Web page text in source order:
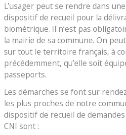
L’usager peut se rendre dans
dispositif de recueil pour la
biométrique. Il n’est pas
la mairie de sa commune. On
sur tout le territoire français, à
précédemment, qu’elle soit
passeports.
Les démarches se font sur
les plus proches de notre
dispositif de recueil de
CNI sont :